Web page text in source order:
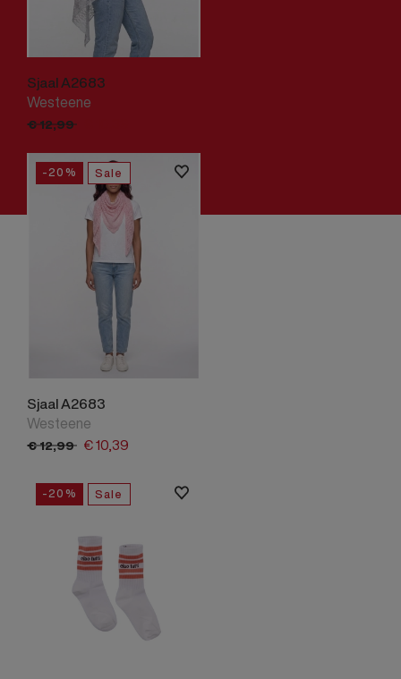
Sjaal A2683
Westeene
€12,99
-20% Sale
Sjaal A2683
Westeene
€12,99 €10,39
-20% Sale